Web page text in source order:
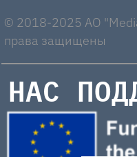
© 2018-2025 AO
права защищены
НАС